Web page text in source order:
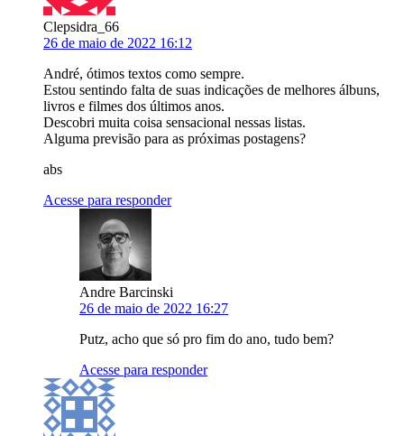
Clepsidra_66
26 de maio de 2022 16:12
André, ótimos textos como sempre.
Estou sentindo falta de suas indicações de melhores álbuns,
livros e filmes dos últimos anos.
Descobri muita coisa sensacional nessas listas.
Alguma previsão para as próximas postagens?
abs
Acesse para responder
Andre Barcinski
26 de maio de 2022 16:27
Putz, acho que só pro fim do ano, tudo bem?
Acesse para responder